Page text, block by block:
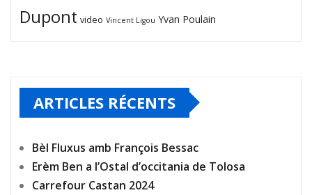
Dupont video Vincent Ligou Yvan Poulain
ARTICLES RÉCENTS
Bèl Fluxus amb François Bessac
Erèm Ben a l’Ostal d’occitania de Tolosa
Carrefour Castan 2024